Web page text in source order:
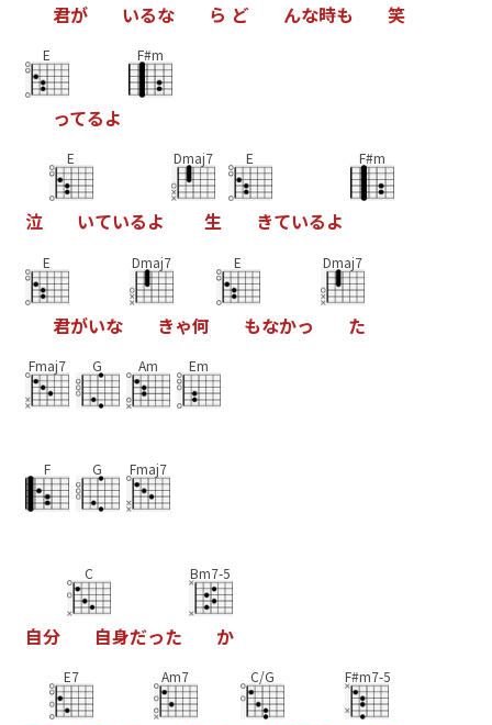
君が いるな ら ど んな時も 笑
E
ってるよ
F#m
泣
E
いているよ
Dmaj7
生
E
きているよ
F#m
E
君がいな
Dmaj7
きゃ何
E
もなかっ
Dmaj7
た
Fmaj7 G Am Em
F G Fmaj7
自分
C
自身だった
Bm7-5
か
E7 Am7 C/G F#m7-5